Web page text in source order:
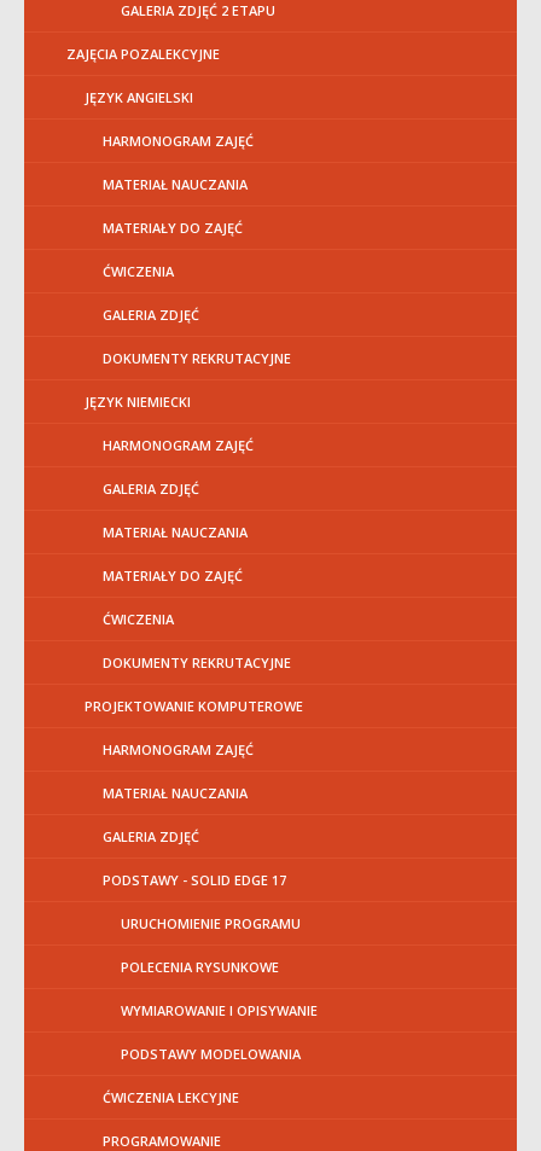
GALERIA ZDJĘĆ 2 ETAPU
ZAJĘCIA POZALEKCYJNE
JĘZYK ANGIELSKI
HARMONOGRAM ZAJĘĆ
MATERIAŁ NAUCZANIA
MATERIAŁY DO ZAJĘĆ
ĆWICZENIA
GALERIA ZDJĘĆ
DOKUMENTY REKRUTACYJNE
JĘZYK NIEMIECKI
HARMONOGRAM ZAJĘĆ
GALERIA ZDJĘĆ
MATERIAŁ NAUCZANIA
MATERIAŁY DO ZAJĘĆ
ĆWICZENIA
DOKUMENTY REKRUTACYJNE
PROJEKTOWANIE KOMPUTEROWE
HARMONOGRAM ZAJĘĆ
MATERIAŁ NAUCZANIA
GALERIA ZDJĘĆ
PODSTAWY - SOLID EDGE 17
URUCHOMIENIE PROGRAMU
POLECENIA RYSUNKOWE
WYMIAROWANIE I OPISYWANIE
PODSTAWY MODELOWANIA
ĆWICZENIA LEKCYJNE
PROGRAMOWANIE